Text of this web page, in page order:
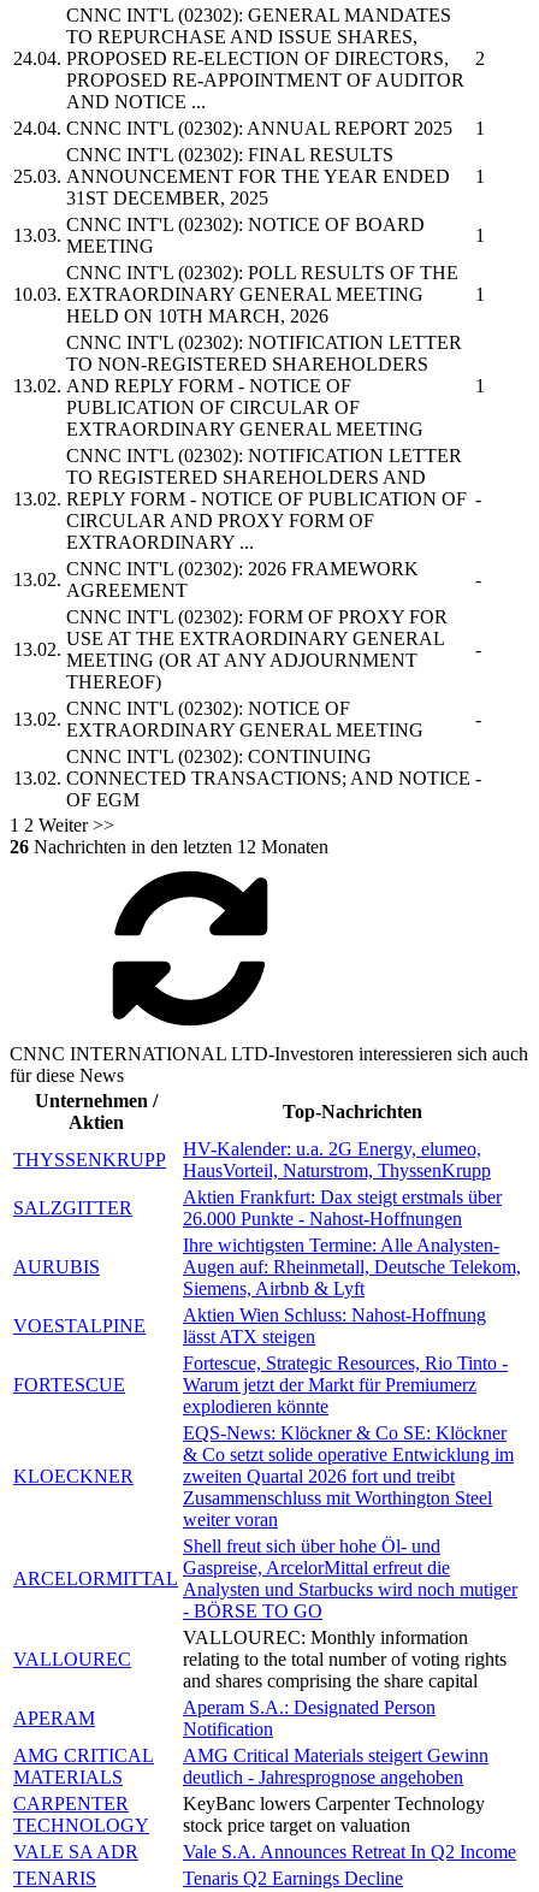
24.04.
CNNC INT'L (02302): GENERAL MANDATES
TO REPURCHASE AND ISSUE SHARES,
PROPOSED RE-ELECTION OF DIRECTORS,
PROPOSED RE-APPOINTMENT OF AUDITOR
AND NOTICE ...
2
24.04. CNNC INT'L (02302): ANNUAL REPORT 2025 1
25.03.
CNNC INT'L (02302): FINAL RESULTS
ANNOUNCEMENT FOR THE YEAR ENDED
31ST DECEMBER, 2025
1
13.03.
CNNC INT'L (02302): NOTICE OF BOARD
MEETING
1
10.03.
CNNC INT'L (02302): POLL RESULTS OF THE
EXTRAORDINARY GENERAL MEETING
HELD ON 10TH MARCH, 2026
1
13.02.
CNNC INT'L (02302): NOTIFICATION LETTER
TO NON-REGISTERED SHAREHOLDERS
AND REPLY FORM - NOTICE OF
PUBLICATION OF CIRCULAR OF
EXTRAORDINARY GENERAL MEETING
1
13.02.
CNNC INT'L (02302): NOTIFICATION LETTER
TO REGISTERED SHAREHOLDERS AND
REPLY FORM - NOTICE OF PUBLICATION OF
CIRCULAR AND PROXY FORM OF
EXTRAORDINARY ...
-
13.02.
CNNC INT'L (02302): 2026 FRAMEWORK
AGREEMENT
-
13.02.
CNNC INT'L (02302): FORM OF PROXY FOR
USE AT THE EXTRAORDINARY GENERAL
MEETING (OR AT ANY ADJOURNMENT
THEREOF)
-
13.02.
CNNC INT'L (02302): NOTICE OF
EXTRAORDINARY GENERAL MEETING
-
13.02.
CNNC INT'L (02302): CONTINUING
CONNECTED TRANSACTIONS; AND NOTICE
OF EGM
-
1 2 Weiter >>
26 Nachrichten in den letzten 12 Monaten
CNNC INTERNATIONAL LTD-Investoren interessieren sich auch
für diese News
Unternehmen /
Aktien
Top-Nachrichten
THYSSENKRUPP
HV-Kalender: u.a. 2G Energy, elumeo,
HausVorteil, Naturstrom, ThyssenKrupp
SALZGITTER
Aktien Frankfurt: Dax steigt erstmals über
26.000 Punkte - Nahost-Hoffnungen
AURUBIS
Ihre wichtigsten Termine: Alle Analysten-
Augen auf: Rheinmetall, Deutsche Telekom,
Siemens, Airbnb & Lyft
VOESTALPINE
Aktien Wien Schluss: Nahost-Hoffnung
lässt ATX steigen
FORTESCUE
Fortescue, Strategic Resources, Rio Tinto -
Warum jetzt der Markt für Premiumerz
explodieren könnte
KLOECKNER
EQS-News: Klöckner & Co SE: Klöckner
& Co setzt solide operative Entwicklung im
zweiten Quartal 2026 fort und treibt
Zusammenschluss mit Worthington Steel
weiter voran
ARCELORMITTAL
Shell freut sich über hohe Öl- und
Gaspreise, ArcelorMittal erfreut die
Analysten und Starbucks wird noch mutiger
- BÖRSE TO GO
VALLOUREC
VALLOUREC: Monthly information
relating to the total number of voting rights
and shares comprising the share capital
APERAM
Aperam S.A.: Designated Person
Notification
AMG CRITICAL
MATERIALS
AMG Critical Materials steigert Gewinn
deutlich - Jahresprognose angehoben
CARPENTER
TECHNOLOGY
KeyBanc lowers Carpenter Technology
stock price target on valuation
VALE SA ADR
Vale S.A. Announces Retreat In Q2 Income
TENARIS
Tenaris Q2 Earnings Decline